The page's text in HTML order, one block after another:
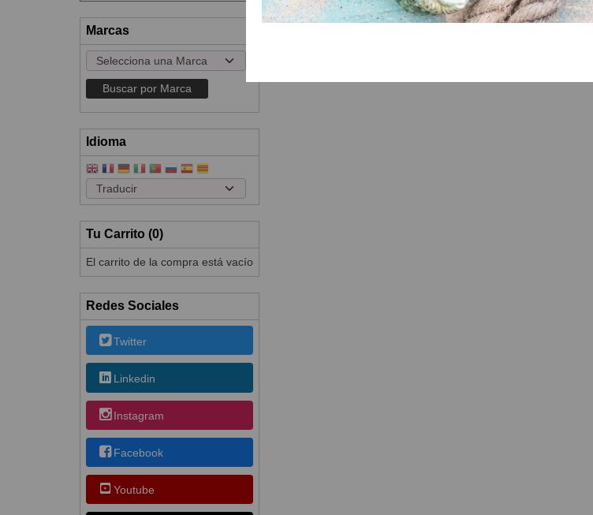
Marcas
Idioma
Tu Carrito (0)
El carrito de la compra está vacío
Redes Sociales
Twitter
Linkedin
Instagram
Facebook
Youtube